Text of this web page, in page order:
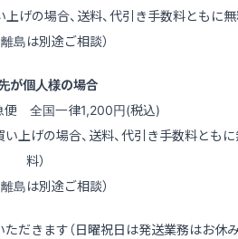
げの場合、送料、代引き手数料ともに無
離島は別途ご相談）
が個人様の場合
便 全国一律1,200円(税込)
上げの場合、送料、代引き手数料とも
料）
離島は別途ご相談）
だきます（日曜祝日は発送業務はお休